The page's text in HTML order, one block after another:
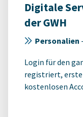
Digitale
der GWH
Personalien -
Login für den
registriert,
kostenlosen